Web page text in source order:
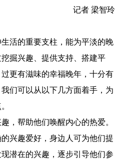
记者 梁智玲
的重要支柱，能为平淡的晚
掘兴趣、提供支持、搭建平
更有滋味的幸福晚年，十分有
们可以从以下几方面着手，为
帮助他们唤醒内心的热爱。
兴趣爱好，身边人可为他们提
潜在的兴趣，逐步引导他们参